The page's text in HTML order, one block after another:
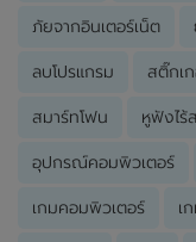
ภัยจากอินเตอร์เน็ต
ลบโปรแกรม สติ๊กเ
สมาร์ทโฟน หูฟังไร้
อุปกรณ์คอมพิวเตอร์
เกมคอมพิวเตอร์ เ